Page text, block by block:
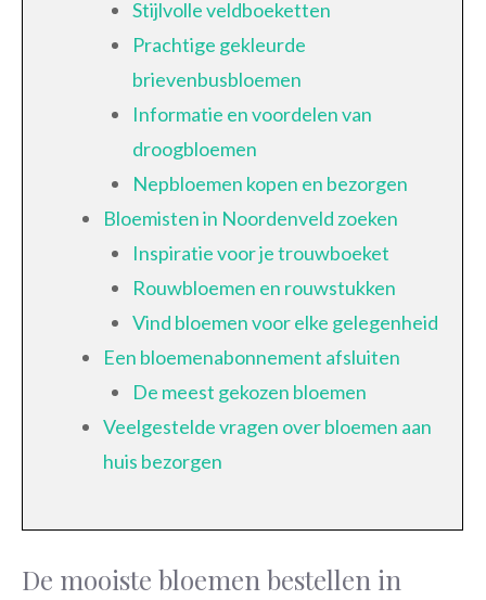
Stijlvolle veldboeketten
Prachtige gekleurde
brievenbusbloemen
Informatie en voordelen van
droogbloemen
Nepbloemen kopen en bezorgen
Bloemisten in Noordenveld zoeken
Inspiratie voor je trouwboeket
Rouwbloemen en rouwstukken
Vind bloemen voor elke gelegenheid
Een bloemenabonnement afsluiten
De meest gekozen bloemen
Veelgestelde vragen over bloemen aan
huis bezorgen
De mooiste bloemen bestellen in